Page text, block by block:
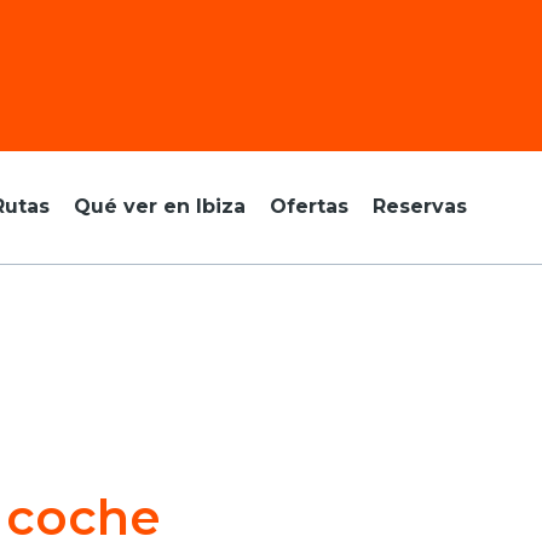
Qué ver en Ibiza Ofertas Reservas